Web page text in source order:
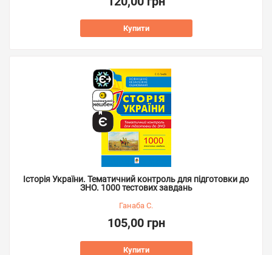
Купити
Історія України. Тематичний контроль для підготовки до
ЗНО. 1000 тестових завдань
Ганаба С.
105,00 грн
Купити